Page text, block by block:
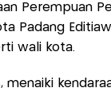
Perempuan
Padang
wali kota.